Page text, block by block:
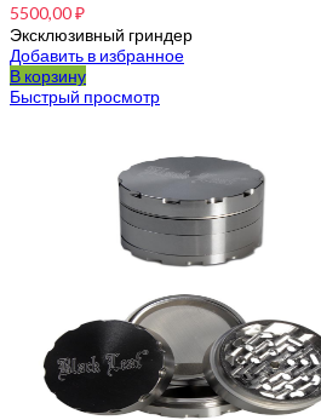
5500,00₽
Эксклюзивный гриндер
Добавить в избранное
В корзину
Быстрый просмотр